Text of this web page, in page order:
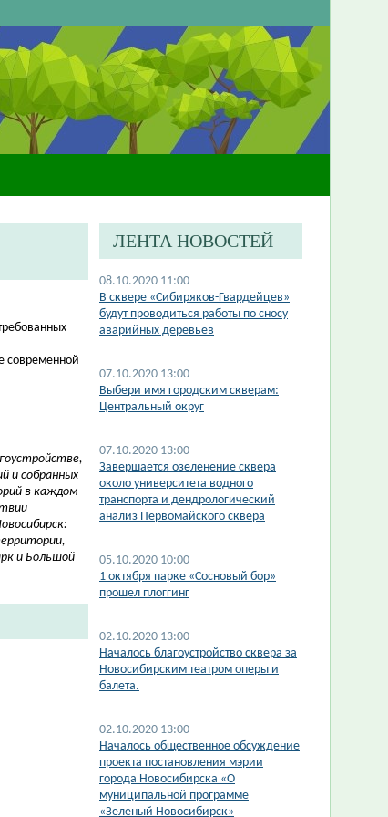
современной
и собранных
в каждом
и Большой
ЛЕНТА НОВОСТЕЙ
08.10.2020 11:00
В сквере «Сибиряков-Гвардейцев»
будут проводиться работы по сносу
аварийных деревьев
07.10.2020 13:00
Выбери имя городским скверам:
Центральный округ
07.10.2020 13:00
Завершается озеленение сквера
около университета водного
транспорта и дендрологический
анализ Первомайского сквера
05.10.2020 10:00
1 октября парке «Сосновый бор»
прошел плоггинг
02.10.2020 13:00
Началось благоустройство сквера за
Новосибирским театром оперы и
балета.
02.10.2020 13:00
Началось общественное обсуждение
проекта постановления мэрии
города Новосибирска «О
муниципальной программе
«Зеленый Новосибирск»